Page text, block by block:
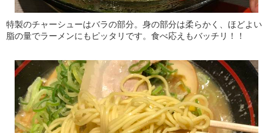
特製のチャーシューはバラの部分。身の部分は柔らかく、ほどよい
脂の量でラーメンにもピッタリです。食べ応えもバッチリ！！